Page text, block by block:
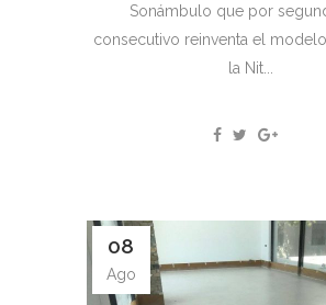
Sonámbulo que por
consecutivo reinventa el
la Nit...
08
Ago